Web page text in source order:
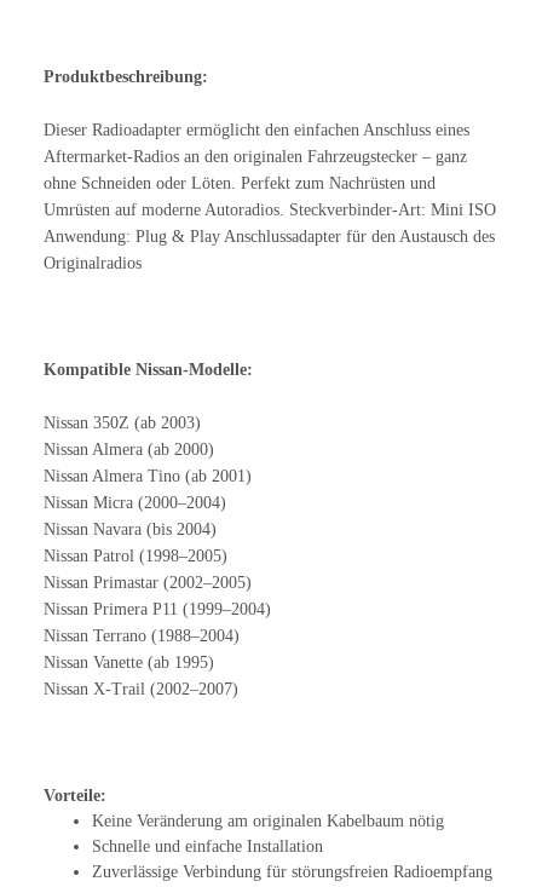
Produktbeschreibung:
Dieser Radioadapter ermöglicht den einfachen Anschluss eines
Aftermarket-Radios an den originalen Fahrzeugstecker – ganz
ohne Schneiden oder Löten. Perfekt zum Nachrüsten und
Umrüsten auf moderne Autoradios. Steckverbinder-Art: Mini ISO
Anwendung: Plug & Play Anschlussadapter für den Austausch des
Originalradios
Kompatible Nissan-Modelle:
Nissan 350Z (ab 2003)
Nissan Almera (ab 2000)
Nissan Almera Tino (ab 2001)
Nissan Micra (2000–2004)
Nissan Navara (bis 2004)
Nissan Patrol (1998–2005)
Nissan Primastar (2002–2005)
Nissan Primera P11 (1999–2004)
Nissan Terrano (1988–2004)
Nissan Vanette (ab 1995)
Nissan X-Trail (2002–2007)
Vorteile:
Keine Veränderung am originalen Kabelbaum nötig
Schnelle und einfache Installation
Zuverlässige Verbindung für störungsfreien Radioempfang